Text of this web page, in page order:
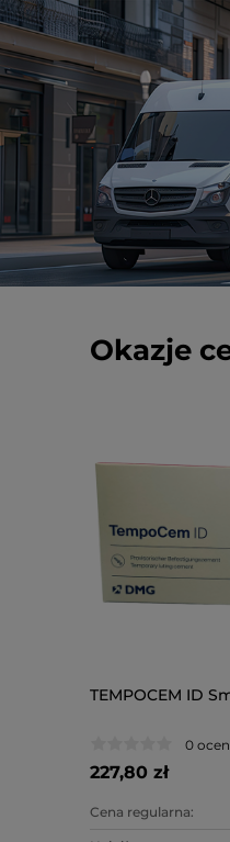
Okazje
TEMPOCEM ID
0 ocen
227,80 zł
Cena regularna: